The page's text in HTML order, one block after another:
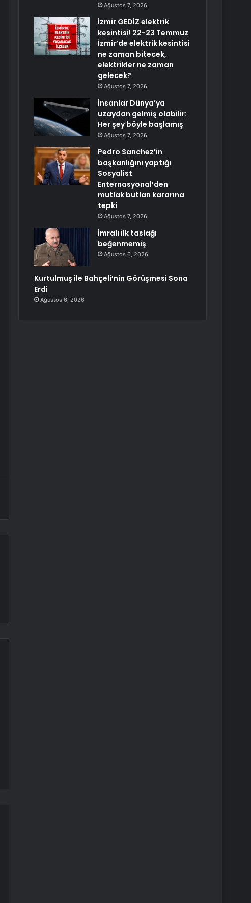
Ağustos 7, 2026
İzmir GEDİZ elektrik
kesintisi! 22-23 Temmuz
İzmir’de elektrik kesintisi
ne zaman bitecek,
elektrikler ne zaman
gelecek?
Ağustos 7, 2026
İnsanlar Dünya’ya
uzaydan gelmiş olabilir:
Her şey böyle başlamış
Ağustos 7, 2026
Pedro Sanchez’in
başkanlığını yaptığı
Sosyalist
Enternasyonal’den
mutlak butlan kararına
tepki
Ağustos 7, 2026
İmralı ilk taslağı
beğenmemiş
Ağustos 6, 2026
Kurtulmuş ile Bahçeli’nin Görüşmesi Sona
Erdi
Ağustos 6, 2026